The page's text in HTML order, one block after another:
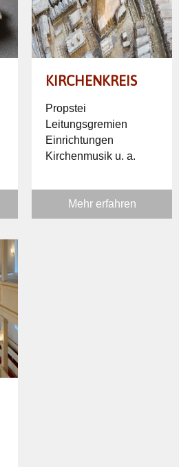
KIRCHENKREIS
Propstei
Leitungsgremien
Einrichtungen
Kirchenmusik u. a.
Mehr erfahren